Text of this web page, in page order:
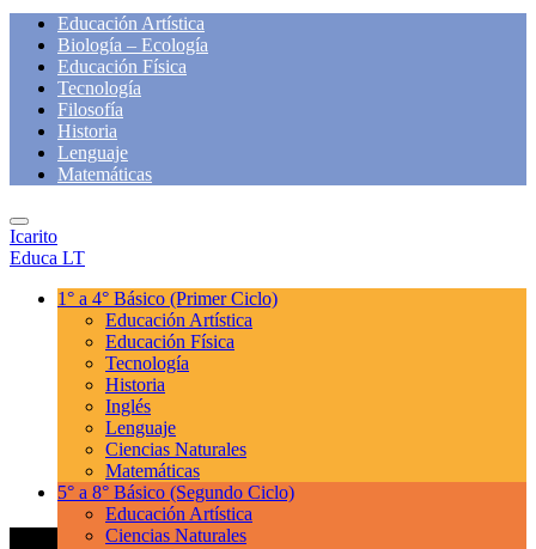
Educación Artística
Biología – Ecología
Educación Física
Tecnología
Filosofía
Historia
Lenguaje
Matemáticas
Icarito
Educa LT
1° a 4° Básico (Primer Ciclo)
Educación Artística
Educación Física
Tecnología
Historia
Inglés
Lenguaje
Ciencias Naturales
Matemáticas
5° a 8° Básico (Segundo Ciclo)
Educación Artística
Ciencias Naturales